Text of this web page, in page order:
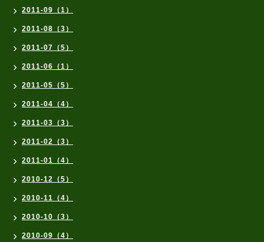
2011-09（1）
2011-08（3）
2011-07（5）
2011-06（1）
2011-05（5）
2011-04（4）
2011-03（3）
2011-02（3）
2011-01（4）
2010-12（5）
2010-11（4）
2010-10（3）
2010-09（4）